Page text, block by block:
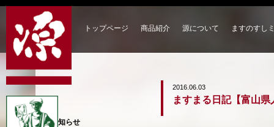
トップページ 商品紹介 源について ますのすし
2016.06.03
ますまる日記【富山県
お知らせ